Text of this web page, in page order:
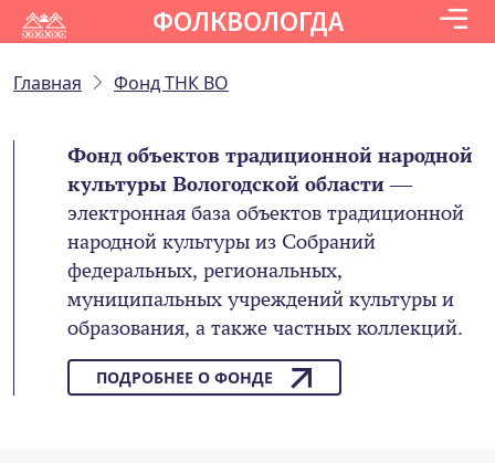
ФОЛКВОЛОГДА
Главная Фонд ТНК ВО
Фонд объектов традиционной народной
культуры Вологодской области—
электронная база объектов традиционной
народной культуры из Собраний
федеральных, региональных,
муниципальных учреждений культуры и
образования, а также частных коллекций.
ПОДРОБНЕЕ О ФОНДЕ